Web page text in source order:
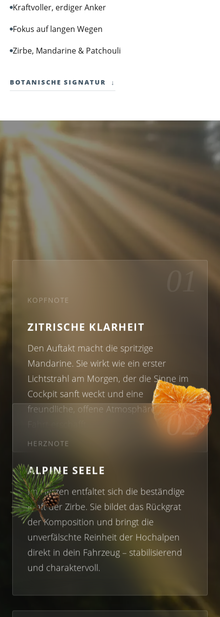
Kraftvoller, erdiger Anker
Fokus auf langen Wegen
Zirbe, Mandarine & Patchouli
BOTANISCHE SIGNATUR ↓
01
KOPFNOTE
ZITRISCHE KLARHEIT
Den Auftakt macht die spritzige
Mandarine. Sie wirkt wie ein erster
Lichtstrahl am Morgen, der die Sinne im
Cockpit sanft weckt und eine
freundliche, offene Atmosphäre für die
02
HERZNOTE
ALPINE SEELE
Im Herzen entfaltet sich die beständige
Kraft der Zirbe. Sie bildet das Rückgrat
der Komposition und bringt die
unverfälschte Reinheit der Hochalpen
direkt in dein Fahrzeug – stabilisierend
und charaktervoll.